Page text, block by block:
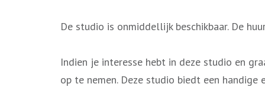
De studio is onmiddellijk beschikbaar. De
Indien je interesse hebt in deze studio en
op te nemen. Deze studio biedt een